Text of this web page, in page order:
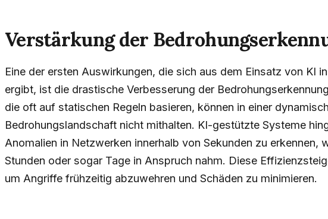
Verstärkung der
Eine der ersten Auswirkungen, die sich aus dem Einsatz von KI
ergibt, ist die drastische Verbesserung der
die oft auf statischen Regeln basieren, können in einer
Bedrohungslandschaft nicht mithalten. KI-gestützte Systeme
Anomalien in Netzwerken innerhalb von Sekunden zu erkennen,
Stunden oder sogar Tage in Anspruch nahm. Diese
um Angriffe frühzeitig abzuwehren und Schäden zu minimieren.